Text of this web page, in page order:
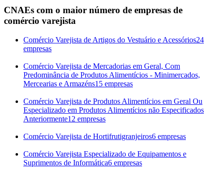
CNAEs com o maior número de empresas de
comércio varejista
Comércio Varejista de Artigos do Vestuário e Acessórios24
empresas
Comércio Varejista de Mercadorias em Geral, Com
Predominância de Produtos Alimentícios - Minimercados,
Mercearias e Armazéns15 empresas
Comércio Varejista de Produtos Alimentícios em Geral Ou
Especializado em Produtos Alimentícios não Especificados
Anteriormente12 empresas
Comércio Varejista de Hortifrutigranjeiros6 empresas
Comércio Varejista Especializado de Equipamentos e
Suprimentos de Informática6 empresas